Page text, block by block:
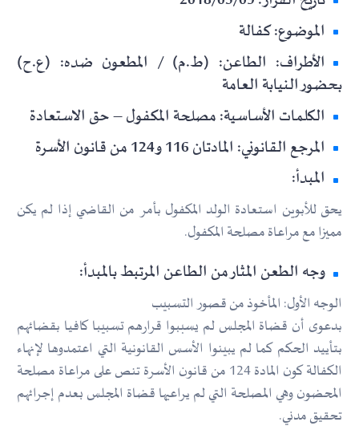
الموضوع: كفالة
الأطراف: الطاعن: (ط.م) / المطعون ضده: (ع.ح)
بحضور النيابة العامة
الكلمات الأساسية: مصلحة المكفول – حق الاستعادة
المرجع القانوني: المادتان 116 و124 من قانون الأسرة
المبدأ:
يحق للأبوين استعادة الولد المكفول بأمر من القاضي إذا لم يكن
مميزا مع مراعاة مصلحة المكفول.
وجه الطعن المثار من الطاعن المرتبط بالمبدأ:
الوجه الأول: المأخوذ من قصور التسبيب
بدعوى أن قضاة المجلس لم يسببوا قرارهم تسبيبا كافيا بقضائهم
بتأييد الحكم كما لم يبينوا الأسس القانونية التي اعتمدوها لإنهاء
الكفالة كون المادة 124 من قانون الأسرة تنص على مراعاة مصلحة
المحضون وهي المصلحة التي لم يراعيها قضاة المجلس بعدم إجرائهم
تحقيق مدني.